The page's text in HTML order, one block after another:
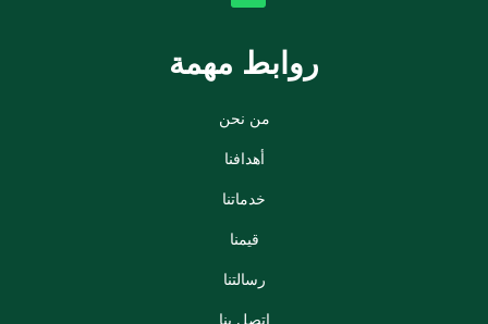
روابط مهمة
من نحن
أهدافنا
خدماتنا
قيمنا
رسالتنا
اتصل بنا